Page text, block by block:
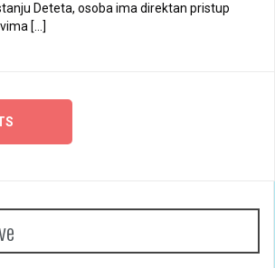
Deteta, osoba ima direktan pristup
[…]